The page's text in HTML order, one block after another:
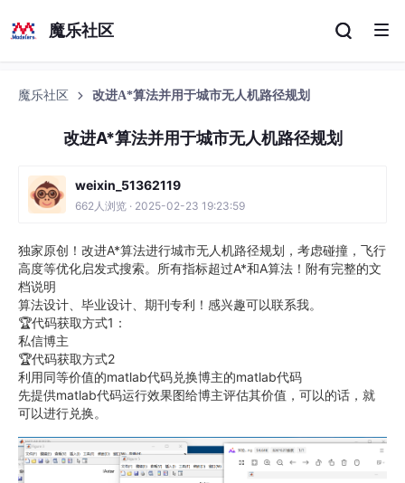
魔乐社区
魔乐社区 改进A*算法并用于城市无人机路径规划
改进A*算法并用于城市无人机路径规划
weixin_51362119
662人浏览 · 2025-02-23 19:23:59
独家原创！改进A*算法进行城市无人机路径规划，考虑碰撞，飞行
高度等优化启发式搜索。所有指标超过A*和A算法！附有完整的文
档说明
算法设计、毕业设计、期刊专利！感兴趣可以联系我。
🏆代码获取方式1：
私信博主
🏆代码获取方式2
利用同等价值的matlab代码兑换博主的matlab代码
先提供matlab代码运行效果图给博主评估其价值，可以的话，就
可以进行兑换。